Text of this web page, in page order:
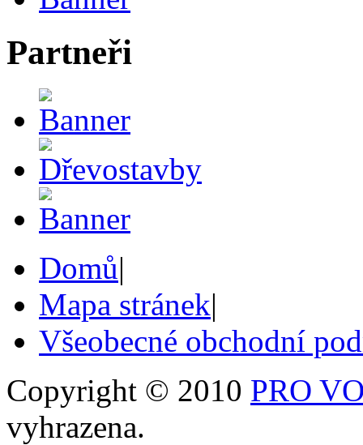
Partneři
Domů|
Mapa stránek|
Všeobecné obchodní
Copyright © 2010 PRO
vyhrazena.